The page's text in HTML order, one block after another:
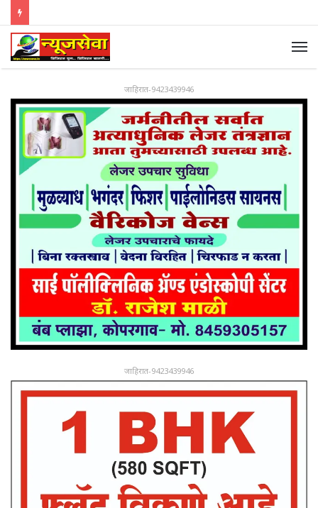
जाहिरात-9423439946
जाहिरात-9423439946